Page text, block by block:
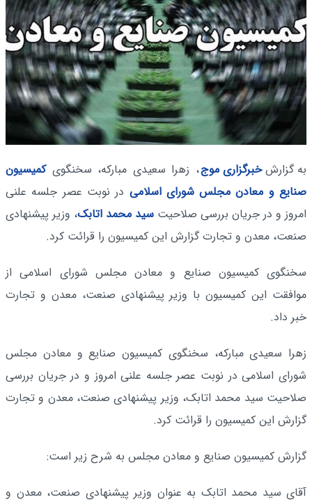
به گزارشخبرگزاری موج، زهرا سعیدی مبارکه، سخنگویکمیسیون
صنایع و معادن مجلس شورای اسلامی در نوبت عصر جلسه علنی
امروز و در جریان بررسی صلاحیت سید محمد اتابک، وزیر پیشنهادی
صنعت، معدن و تجارت گزارش این کمیسیون را قرائت کرد.
سخنگوی کمیسیون صنایع و معادن مجلس شورای اسلامی از
موافقت این کمیسیون با وزیر پیشنهادی صنعت، معدن و تجارت
خبر داد.
زهرا سعیدی مبارکه، سخنگوی کمیسیون صنایع و معادن مجلس
شورای اسلامی در نوبت عصر جلسه علنی امروز و در جریان بررسی
صلاحیت سید محمد اتابک، وزیر پیشنهادی صنعت، معدن و تجارت
گزارش این کمیسیون را قرائت کرد.
گزارش کمیسیون صنایع و معادن مجلس به شرح زیر است:
آقای سید محمد اتابک به عنوان وزیر پیشنهادی صنعت، معدن و